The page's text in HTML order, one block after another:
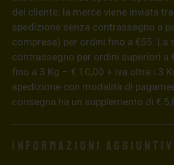
del cliente; la merce viene inviata
spedizione senza contrassegno a
compresa) per ordini fino a €55. La
contrassegno per ordini superiori a
fino a 3 Kg – € 10,00 + iva oltre i 3
spedizione con modalità di
consegna ha un supplemento di €
Informazioni